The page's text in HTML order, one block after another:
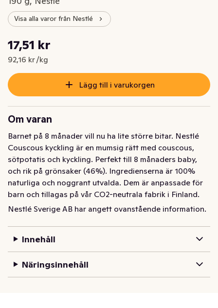
Visa alla varor från Nestlé
Nuvarande pris är: 17,51 kr
17,51 kr
92,16 kr /kg
Styckpris: 92,16 kr /kg
Lägg till i varukorgen
Om varan
Barnet på 8 månader vill nu ha lite större bitar. Nestlé
Couscous kyckling är en mumsig rätt med couscous,
sötpotatis och kyckling. Perfekt till 8 månaders baby,
och rik på grönsaker (46%). Ingredienserna är 100%
naturliga och noggrant utvalda. Dem är anpassade för
barn och tillagas på vår CO2-neutrala fabrik i Finland.
Barnet på 8 månader vill nu ha lite större bitar. Nestlé
och rik på grönsaker (46%). Alla ingredienser noggrant
Kyckling är producerad med 100% förnybar energi på
vår fabrik i Finland.
Nestlé Sverige AB har angett ovanstående information.
Innehåll
Näringsinnehåll